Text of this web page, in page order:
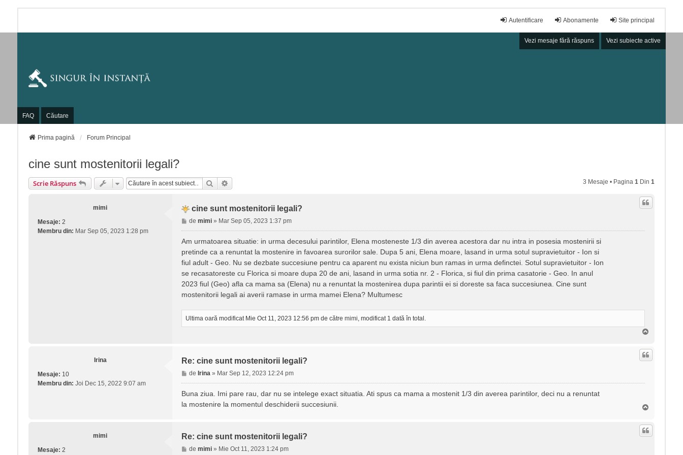
Site principal
Abonamente
Autentificare
Vezi mesaje fără răspuns Vezi subiecte active
FAQ Căutare
Prima pagină Forum Principal
cine sunt mostenitorii legali?
Scrie Răspuns Căutare 3 Mesaje • Pagina1 Din1
mimi
Mesaje: 2
Membru din: Mar Sep 05, 2023 1:28 pm
cine sunt mostenitorii legali?
M
e
j
demimi » Mar Sep 05, 2023 1:37 pm
Am urmatoarea situatie: in urma decesului parintilor, Elena mosteneste 1/3 din averea acestora dar nu intra in posesia mostenirii si
pretinde ca a renuntat la mostenire in favoarea surorilor sale. Dupa 5 ani, Elena moare, lasand in urma sotul supravietuitor - Ion si
fiul adult - Geo. Nu se dezbate succesiune pentru ca aparent nu exista niciun bun ramas in urma definctei. Sotul supravietuitor - Ion
se recasatoreste cu Florica si moare dupa 20 de ani, lasand in urma sotia nr. 2 - Florica, si fiul din prima casatorie - Geo. In anul
2023 fiul (Geo) afla ca mama sa (Elena) nu a renuntat la mostenirea dupa parintii ei si doreste sa faca succesiunea. Cine sunt
mostenitorii legali ai averii ramase in urma mamei Elena? Multumesc
Ultima oară modificat Mie Oct 11, 2023 12:56 pm de către mimi , modificat 1 dată în total.
s
Irina
Mesaje: 10
Membru din: Joi Dec 15, 2022 9:07 am
Re: cine sunt mostenitorii legali?
M
e
deIrina » Mar Sep 12, 2023 12:24 pm
Buna ziua. Imi pare rau, dar nu se intelege exact situatia. Ati spus ca mama a mostenit 1/3 din averea parintilor, deci nu a renuntat
la mostenire la momentul deschiderii succesiunii.
s
mimi
Mesaje: 2
Re: cine sunt mostenitorii legali?
M
demimi » Mie Oct 11, 2023 1:24 pm